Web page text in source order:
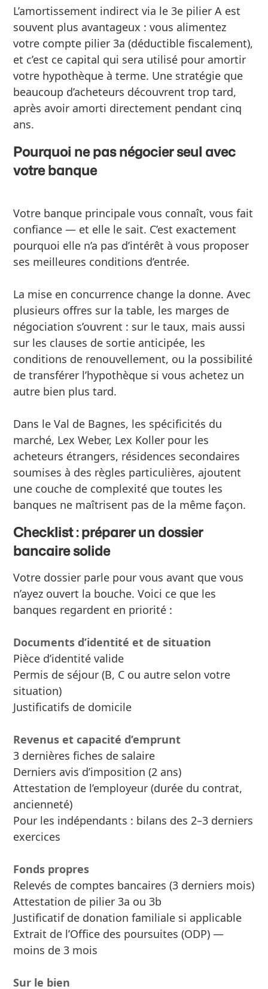
L’amortissement indirect via le 3e pilier A est
souvent plus avantageux : vous alimentez
votre compte pilier 3a (déductible fiscalement),
et c’est ce capital qui sera utilisé pour amortir
votre hypothèque à terme. Une stratégie que
beaucoup d’acheteurs découvrent trop tard,
après avoir amorti directement pendant cinq
ans.
Pourquoi ne pas négocier seul avec
votre banque
Votre banque principale vous connaît, vous fait
confiance — et elle le sait. C’est exactement
pourquoi elle n’a pas d’intérêt à vous proposer
ses meilleures conditions d’entrée.
La mise en concurrence change la donne. Avec
plusieurs offres sur la table, les marges de
négociation s’ouvrent : sur le taux, mais aussi
sur les clauses de sortie anticipée, les
conditions de renouvellement, ou la possibilité
de transférer l’hypothèque si vous achetez un
autre bien plus tard.
Dans le Val de Bagnes, les spécificités du
marché, Lex Weber, Lex Koller pour les
acheteurs étrangers, résidences secondaires
soumises à des règles particulières, ajoutent
une couche de complexité que toutes les
banques ne maîtrisent pas de la même façon.
Checklist : préparer un dossier
bancaire solide
Votre dossier parle pour vous avant que vous
n’ayez ouvert la bouche. Voici ce que les
banques regardent en priorité :
Documents d’identité et de situation
Pièce d’identité valide
Permis de séjour (B, C ou autre selon votre
situation)
Justificatifs de domicile
Revenus et capacité d’emprunt
3 dernières fiches de salaire
Derniers avis d’imposition (2 ans)
Attestation de l’employeur (durée du contrat,
ancienneté)
Pour les indépendants : bilans des 2–3 derniers
exercices
Fonds propres
Relevés de comptes bancaires (3 derniers mois)
Attestation de pilier 3a ou 3b
Justificatif de donation familiale si applicable
Extrait de l’Office des poursuites (ODP) —
moins de 3 mois
Sur le bien